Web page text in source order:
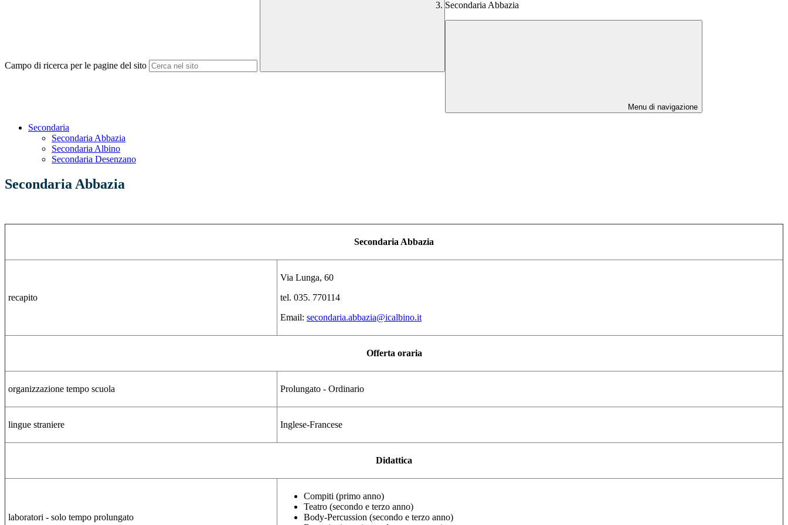
Campo di ricerca per le pagine del sito
Secondaria Abbazia
Menu di navigazione
Secondaria
Secondaria Abbazia
Secondaria Albino
Secondaria Desenzano
Secondaria Abbazia
Secondaria Abbazia
recapito
Via Lunga, 60
tel. 035. 770114
Email: secondaria.abbazia@icalbino.it
Offerta oraria
organizzazione tempo scuola Prolungato - Ordinario
lingue straniere Inglese-Francese
Didattica
laboratori - solo tempo prolungato
Compiti (primo anno)
Teatro (secondo e terzo anno)
Body-Percussion (secondo e terzo anno)